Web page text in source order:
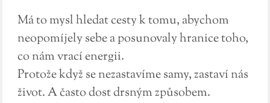
Má to mysl hledat cesty k tomu, abychom
neopomíjely sebe a posunovaly hranice toho,
co nám vrací energii.
Protože když se nezastavíme samy, zastaví nás
život. A často dost drsným způsobem.